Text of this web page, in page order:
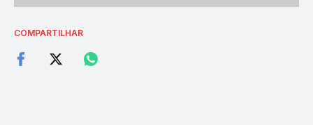
COMPARTILHAR